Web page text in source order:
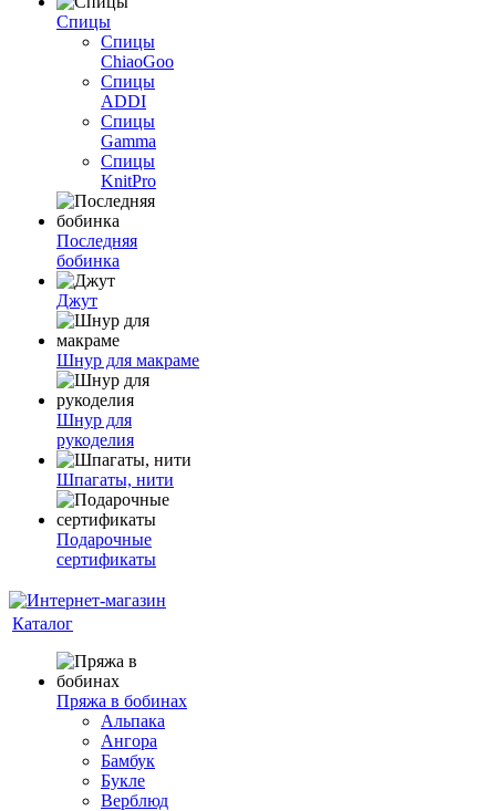
Спицы
Спицы
ChiaoGoo
Спицы
ADDI
Спицы
Gamma
Спицы
KnitPro
Последняя
бобинка
Джут
Шнур для макраме
Шнур для
рукоделия
Шпагаты, нити
Подарочные
сертификаты
Каталог
Пряжа в бобинах
Альпака
Ангора
Бамбук
Букле
Верблюд